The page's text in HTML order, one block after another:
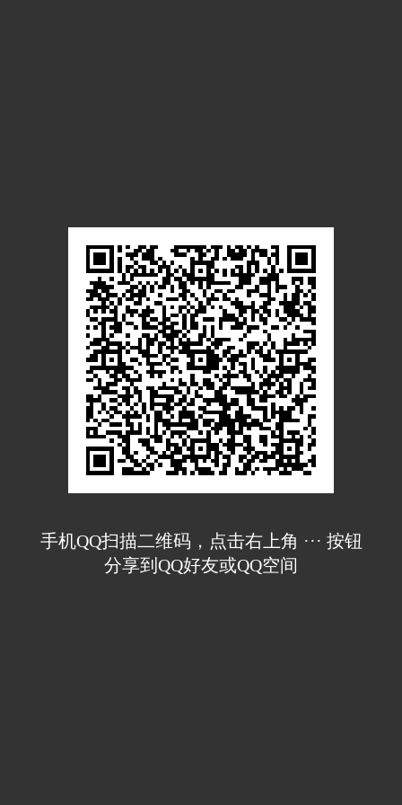
手机QQ扫描二维码，点击右上角 ··· 按钮
分享到QQ好友或QQ空间